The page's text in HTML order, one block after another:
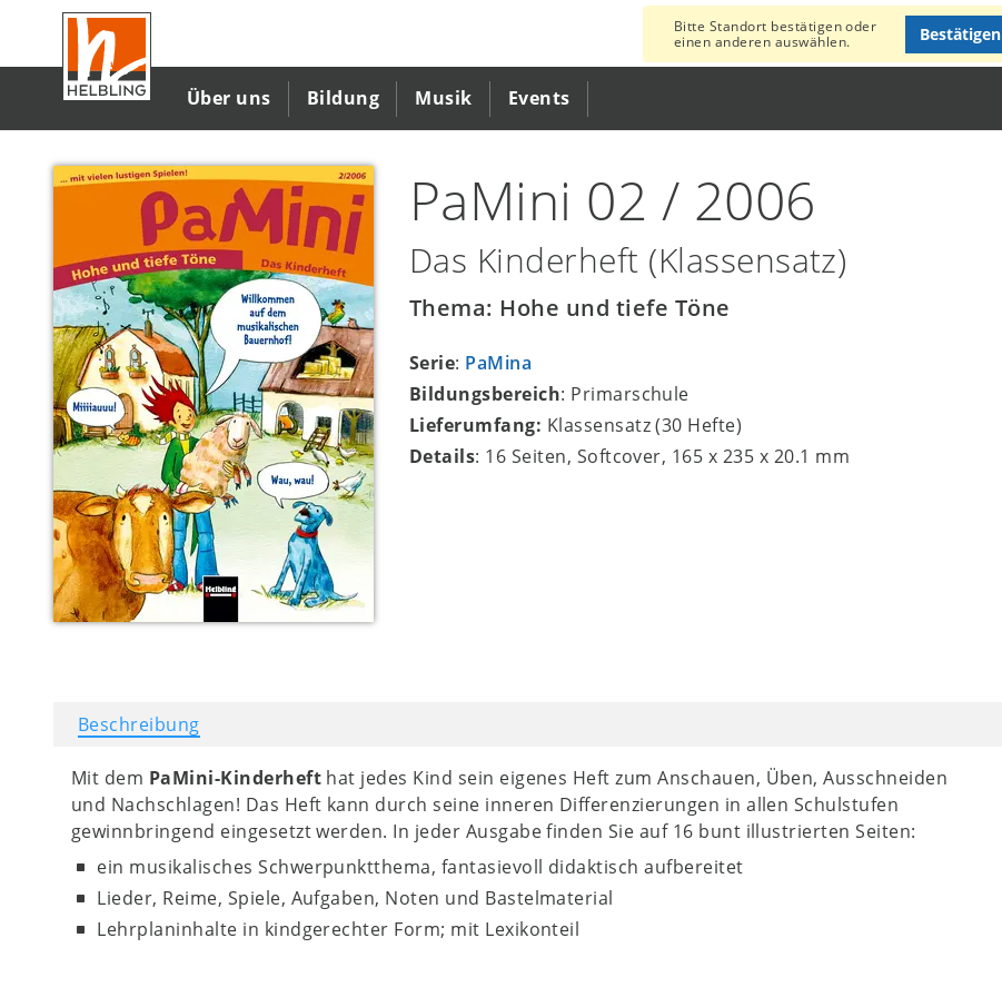
Inhalt
Über uns Bildung Musik Events
Bitte Standort bestätigen oder
einen anderen auswählen.
Bestätigen
PaMini 02 / 2006
Das Kinderheft (Klassensatz)
Thema: Hohe und tiefe Töne
Serie: PaMina
Bildungsbereich: Primarschule
Lieferumfang: Klassensatz (30 Hefte)
Details: 16 Seiten, Softcover, 165 x 235 x 20.1 mm
Beschreibung
Mit dem PaMini-Kinderheft hat jedes Kind sein eigenes Heft zum Anschauen, Üben, Ausschneiden
und Nachschlagen! Das Heft kann durch seine inneren Differenzierungen in allen Schulstufen
gewinnbringend eingesetzt werden. In jeder Ausgabe finden Sie auf 16 bunt illustrierten Seiten:
ein musikalisches Schwerpunktthema, fantasievoll didaktisch aufbereitet
Lieder, Reime, Spiele, Aufgaben, Noten und Bastelmaterial
Lehrplaninhalte in kindgerechter Form; mit Lexikonteil